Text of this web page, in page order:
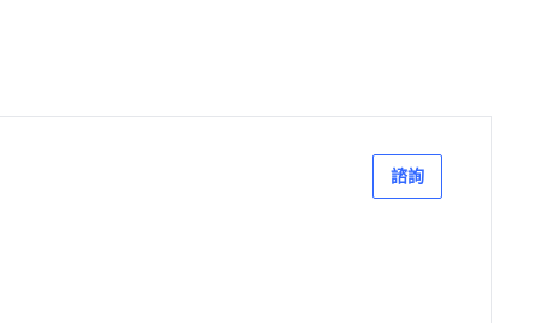
諮詢